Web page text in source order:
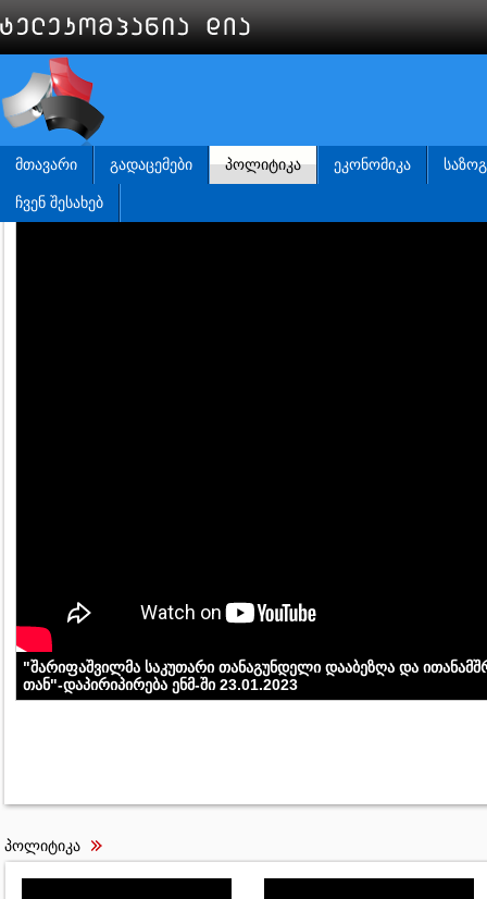
ᲛᲗᲐᲕᲐᲠᲘ ᲒᲐᲓᲐᲪᲔᲛᲔᲑᲘ ᲞᲝᲚᲘᲢᲘᲙᲐ ᲔᲙᲝᲜᲝᲛᲘᲙᲐ
ᲩᲕᲔᲜ ᲨᲔᲡᲐᲮᲔᲑ
"შარიფაშვილმა საკუთარი თანაგუნდელი დააბეზღა და
თან"-დაპირიპირება ენმ-ში 23.01.2023
პოლიტიკა